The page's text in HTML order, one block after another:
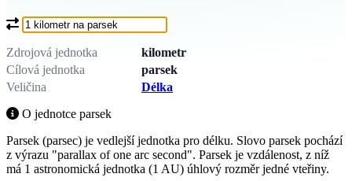
Co chcete převést?
Zdrojová jednotka
kilometr
Cílová jednotka
parsek
Veličina
Délka
O jednotce parsek
Parsek (parsec) je vedlejší jednotka pro délku. Slovo parsek pochází
z výrazu "parallax of one arc second". Parsek je vzdálenost, z níž
má 1 astronomická jednotka (1 AU) úhlový rozměr jedné vteřiny.